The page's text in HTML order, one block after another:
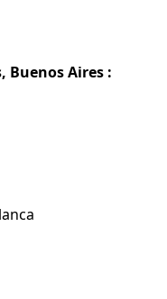
Buenos Aires :